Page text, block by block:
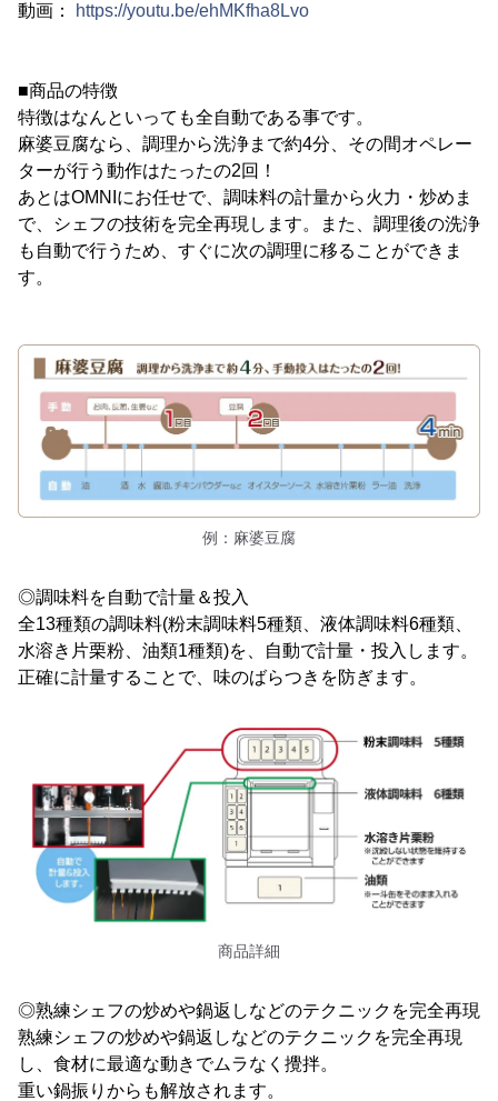
動画：
https://youtu.be/ehMKfha8Lvo
■商品の特徴
特徴はなんといっても全自動である事です。
麻婆豆腐なら、調理から洗浄まで約4分、その間オペレー
ターが行う動作はたったの2回！
あとはOMNIにお任せで、調味料の計量から火力・炒めま
で、シェフの技術を完全再現します。また、調理後の洗浄
も自動で行うため、すぐに次の調理に移ることができま
す。
例：麻婆豆腐
◎調味料を自動で計量＆投入
全13種類の調味料(粉末調味料5種類、液体調味料6種類、
水溶き片栗粉、油類1種類)を、自動で計量・投入します。
正確に計量することで、味のばらつきを防ぎます。
商品詳細
◎熟練シェフの炒めや鍋返しなどのテクニックを完全再現
熟練シェフの炒めや鍋返しなどのテクニックを完全再現
し、食材に最適な動きでムラなく攪拌。
重い鍋振りからも解放されます。